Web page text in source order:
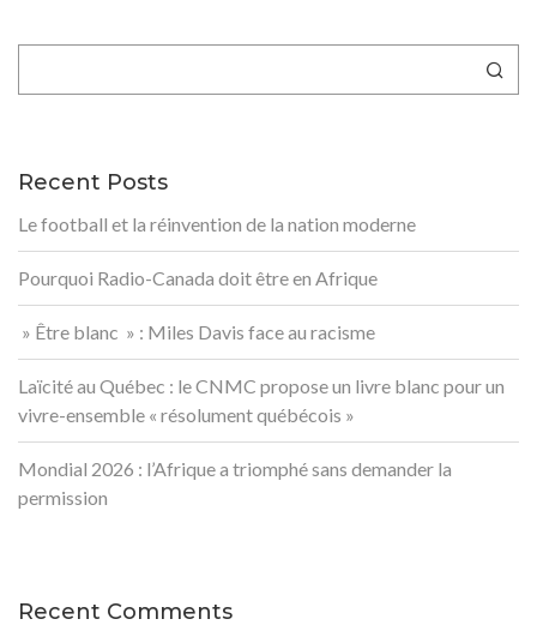
Recent Posts
Le football et la réinvention de la nation moderne
Pourquoi Radio-Canada doit être en Afrique
» Être blanc » : Miles Davis face au racisme
Laïcité au Québec : le CNMC propose un livre blanc pour un
vivre-ensemble « résolument québécois »
Mondial 2026 : l’Afrique a triomphé sans demander la
permission
Recent Comments